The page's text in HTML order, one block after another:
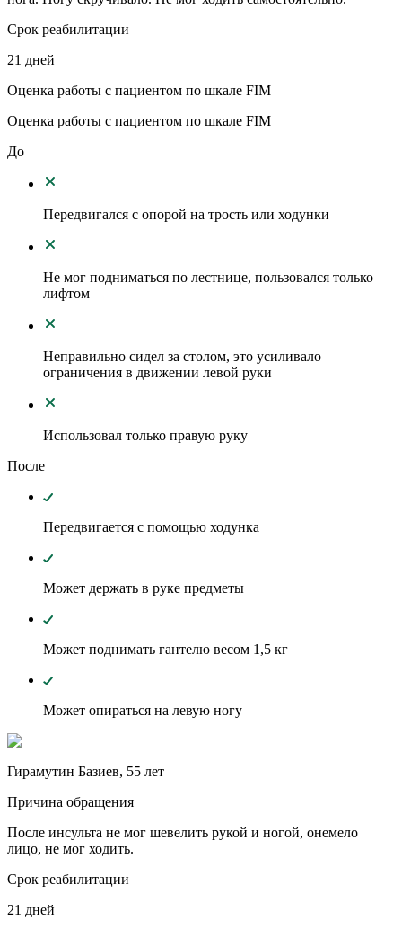
Срок реабилитации
21 дней
Оценка работы с пациентом по шкале FIM
Оценка работы с пациентом по шкале FIM
До
Передвигался с опорой на трость или ходунки
Не мог подниматься по лестнице, пользовался только
лифтом
Неправильно сидел за столом, это усиливало
ограничения в движении левой руки
Использовал только правую руку
После
Передвигается с помощью ходунка
Может держать в руке предметы
Может поднимать гантелю весом 1,5 кг
Может опираться на левую ногу
Гирамутин Базиев, 55 лет
Причина обращения
После инсульта не мог шевелить рукой и ногой, онемело
лицо, не мог ходить.
Срок реабилитации
21 дней